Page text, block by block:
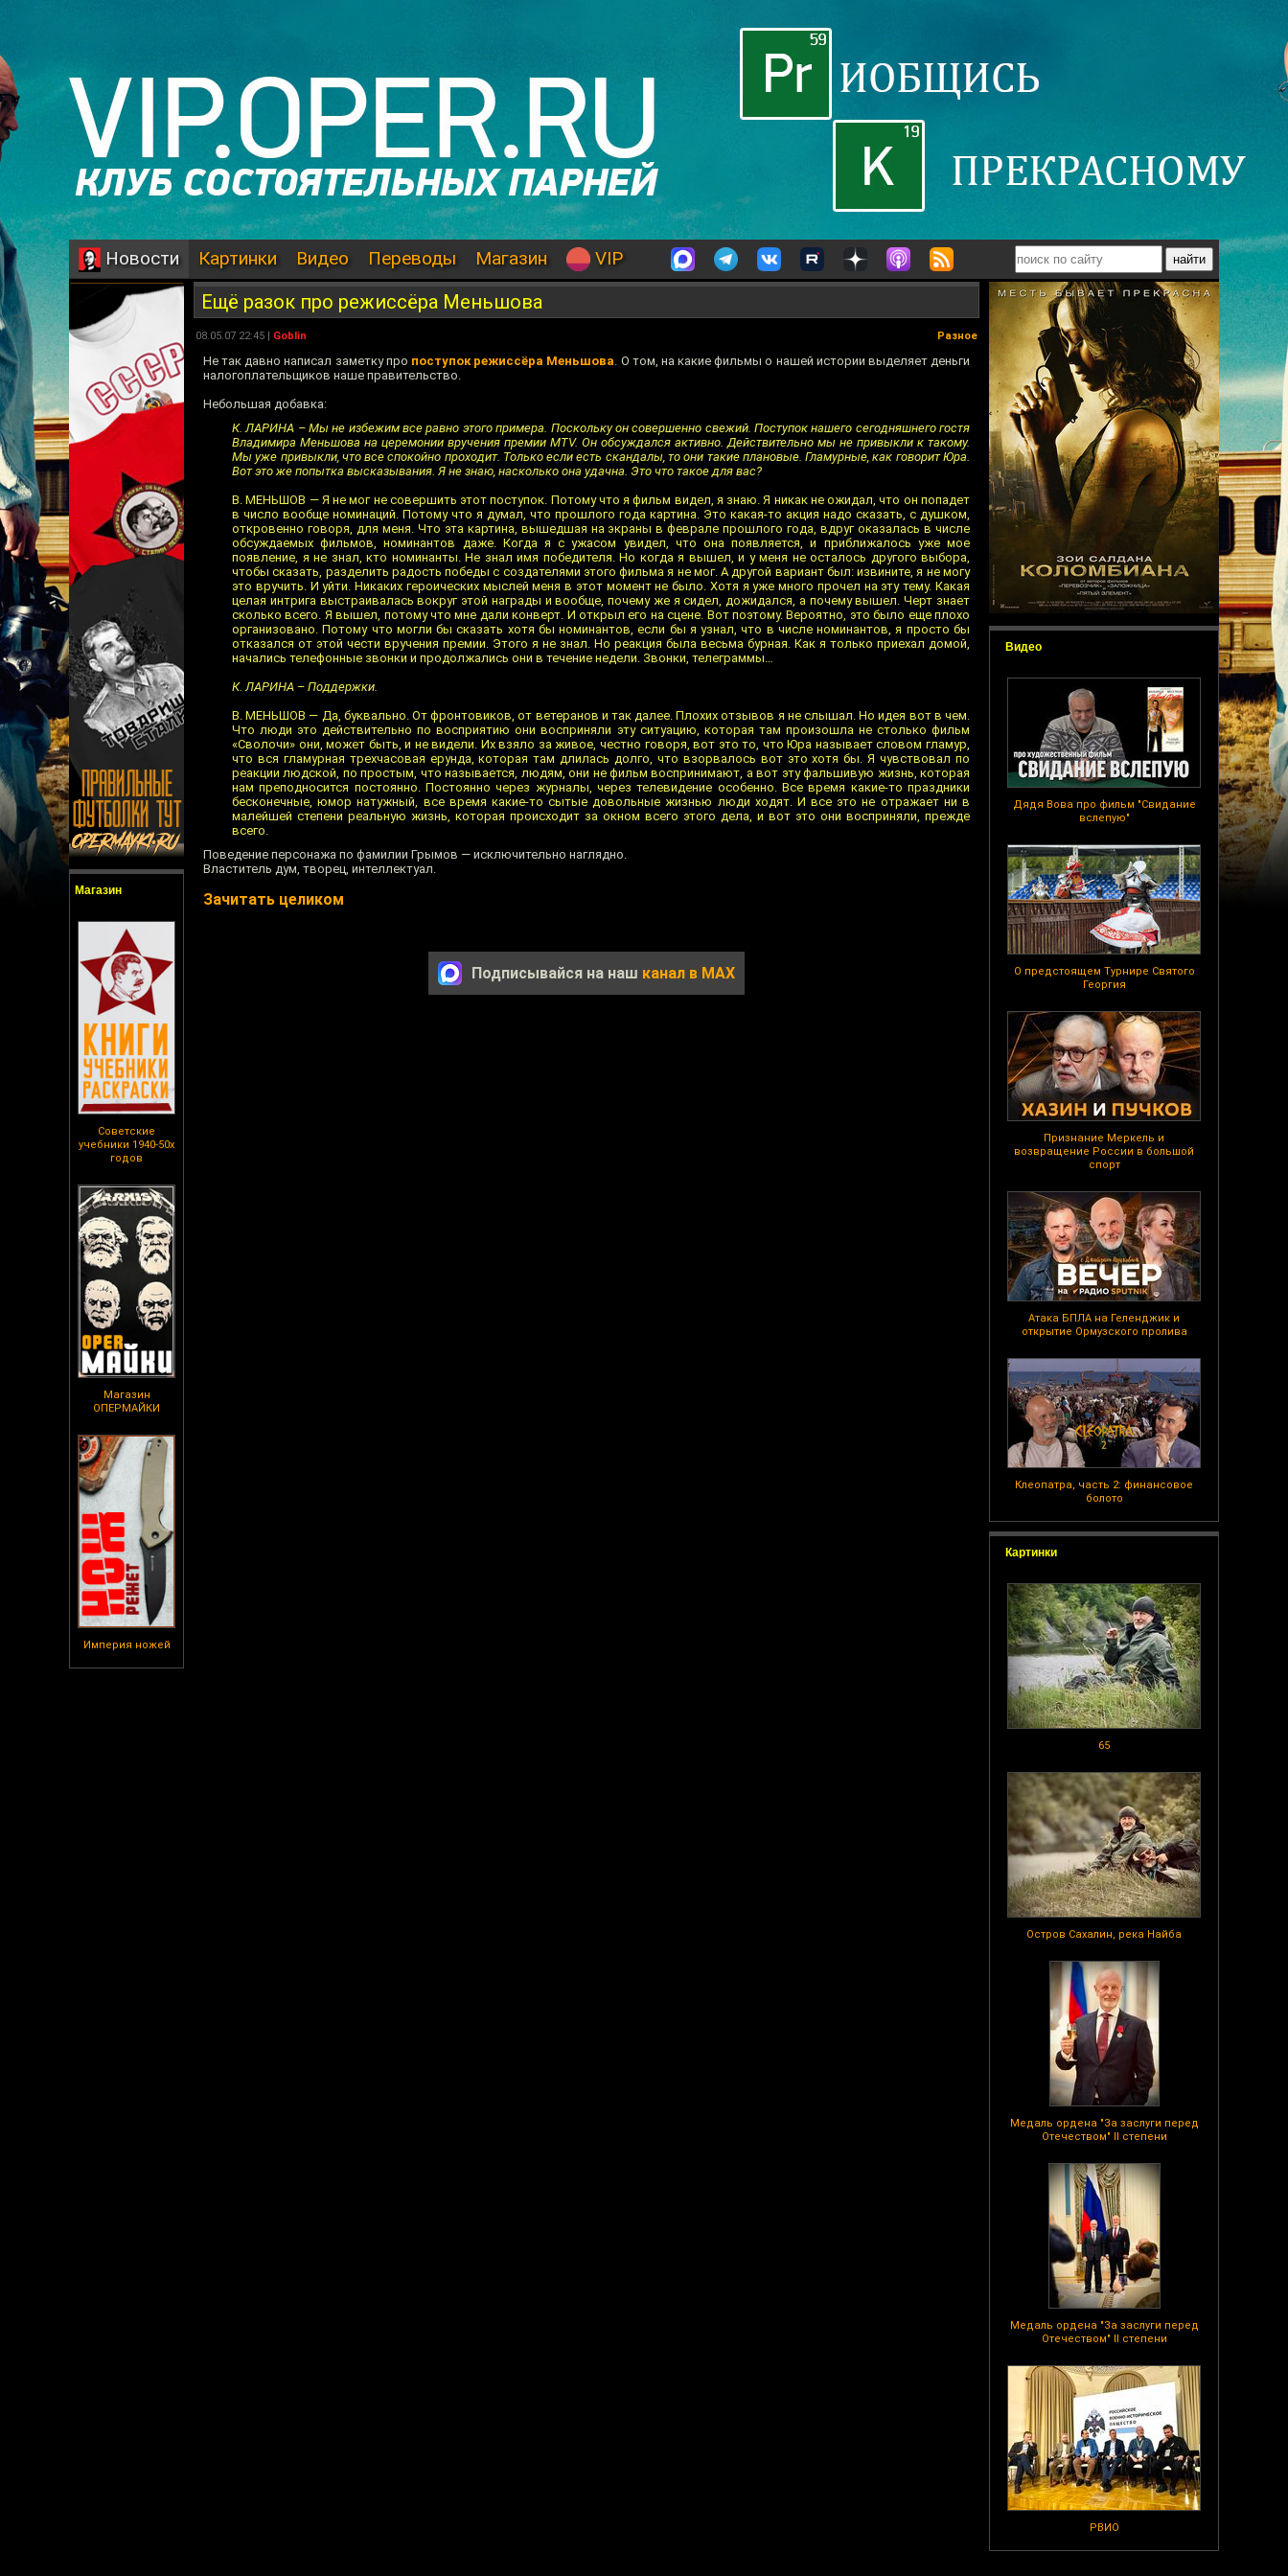
Новости Картинки Видео Переводы Магазин VIP
Магазин
Советские
учебники 1940-50х
годов
Магазин
ОПЕРМАЙКИ
Империя ножей
Видео
Дядя Вова про фильм "Свидание
вслепую"
О предстоящем Турнире Святого
Георгия
Признание Меркель и
возвращение России в большой
спорт
Атака БПЛА на Геленджик и
открытие Ормузского пролива
Клеопатра, часть 2: финансовое
болото
Картинки
65
Остров Сахалин, река Найба
Медаль ордена "За заслуги перед
Отечеством" II степени
Медаль ордена "За заслуги перед
Отечеством" II степени
РВИО
Ещё разок про режиссёра Меньшова
08.05.07 22:45 | Goblin Разное
Не так давно написал заметку про поступок режиссёра Меньшова. О том, на какие фильмы о нашей истории выделяет деньги
налогоплательщиков наше правительство.
Небольшая добавка:
К. ЛАРИНА – Мы не избежим все равно этого примера. Поскольку он совершенно свежий. Поступок нашего сегодняшнего гостя
Владимира Меньшова на церемонии вручения премии MTV. Он обсуждался активно. Действительно мы не привыкли к такому.
Мы уже привыкли, что все спокойно проходит. Только если есть скандалы, то они такие плановые. Гламурные, как говорит Юра.
Вот это же попытка высказывания. Я не знаю, насколько она удачна. Это что такое для вас?
В. МЕНЬШОВ — Я не мог не совершить этот поступок. Потому что я фильм видел, я знаю. Я никак не ожидал, что он попадет
в число вообще номинаций. Потому что я думал, что прошлого года картина. Это какая-то акция надо сказать, с душком,
откровенно говоря, для меня. Что эта картина, вышедшая на экраны в феврале прошлого года, вдруг оказалась в числе
обсуждаемых фильмов, номинантов даже. Когда я с ужасом увидел, что она появляется, и приближалось уже мое
появление, я не знал, кто номинанты. Не знал имя победителя. Но когда я вышел, и у меня не осталось другого выбора,
чтобы сказать, разделить радость победы с создателями этого фильма я не мог. А другой вариант был: извините, я не могу
это вручить. И уйти. Никаких героических мыслей меня в этот момент не было. Хотя я уже много прочел на эту тему. Какая
целая интрига выстраивалась вокруг этой награды и вообще, почему же я сидел, дожидался, а почему вышел. Черт знает
сколько всего. Я вышел, потому что мне дали конверт. И открыл его на сцене. Вот поэтому. Вероятно, это было еще плохо
организовано. Потому что могли бы сказать хотя бы номинантов, если бы я узнал, что в числе номинантов, я просто бы
отказался от этой чести вручения премии. Этого я не знал. Но реакция была весьма бурная. Как я только приехал домой,
начались телефонные звонки и продолжались они в течение недели. Звонки, телеграммы…
К. ЛАРИНА – Поддержки.
В. МЕНЬШОВ — Да, буквально. От фронтовиков, от ветеранов и так далее. Плохих отзывов я не слышал. Но идея вот в чем.
Что люди это действительно по восприятию они восприняли эту ситуацию, которая там произошла не столько фильм
«Сволочи» они, может быть, и не видели. Их взяло за живое, честно говоря, вот это то, что Юра называет словом гламур,
что вся гламурная трехчасовая ерунда, которая там длилась долго, что взорвалось вот это хотя бы. Я чувствовал по
реакции людской, по простым, что называется, людям, они не фильм воспринимают, а вот эту фальшивую жизнь, которая
нам преподносится постоянно. Постоянно через журналы, через телевидение особенно. Все время какие-то праздники
бесконечные, юмор натужный, все время какие-то сытые довольные жизнью люди ходят. И все это не отражает ни в
малейшей степени реальную жизнь, которая происходит за окном всего этого дела, и вот это они восприняли, прежде
всего.
Поведение персонажа по фамилии Грымов — исключительно наглядно.
Властитель дум, творец, интеллектуал.
Зачитать целиком
Подписывайся на наш канал в MAX